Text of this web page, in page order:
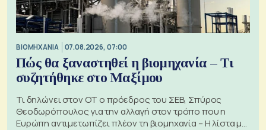
ΒΙΟΜΗΧΑΝΙΑ 07.08.2026, 07:00
Πώς θα ξαναστηθεί η βιομηχανία – Τι
συζητήθηκε στο Μαξίμου
Τι δηλώνει στον ΟΤ ο πρόεδρος του ΣΕΒ, Σπύρος
Θεοδωρόπουλος για την αλλαγή στον τρόπο που η
Ευρώπη αντιμετωπίζει πλέον τη βιομηχανία – Η λίστα με